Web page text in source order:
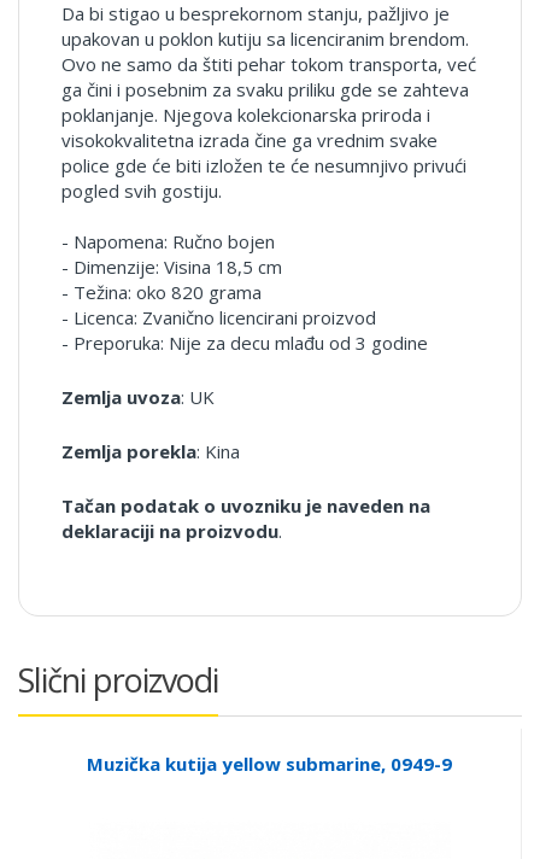
Da bi stigao u besprekornom stanju, pažljivo je
upakovan u poklon kutiju sa licenciranim brendom.
Ovo ne samo da štiti pehar tokom transporta, već
ga čini i posebnim za svaku priliku gde se zahteva
poklanjanje. Njegova kolekcionarska priroda i
visokokvalitetna izrada čine ga vrednim svake
police gde će biti izložen te će nesumnjivo privući
pogled svih gostiju.
- Napomena: Ručno bojen
- Dimenzije: Visina 18,5 cm
- Težina: oko 820 grama
- Licenca: Zvanično licencirani proizvod
- Preporuka: Nije za decu mlađu od 3 godine
Zemlja uvoza: UK
Zemlja porekla: Kina
Tačan podatak o uvozniku je naveden na
deklaraciji na proizvodu.
Slični proizvodi
Muzička kutija yellow submarine, 0949-9